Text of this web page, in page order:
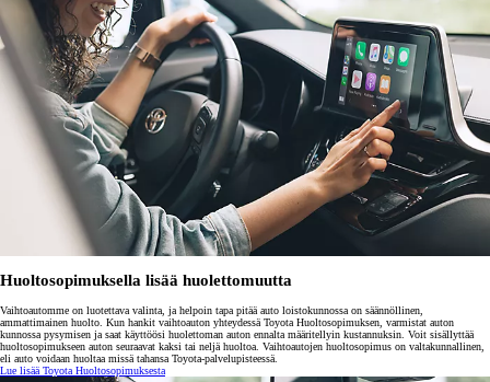
Huoltosopimuksella lisää huolettomuutta
Vaihtoautomme on luotettava valinta, ja helpoin tapa pitää auto loistokunnossa on säännöllinen,
ammattimainen huolto. Kun hankit vaihtoauton yhteydessä Toyota Huoltosopimuksen, varmistat auton
kunnossa pysymisen ja saat käyttöösi huolettoman auton ennalta määritellyin kustannuksin. Voit sisällyttää
huoltosopimukseen auton seuraavat kaksi tai neljä huoltoa. Vaihtoautojen huoltosopimus on valtakunnallinen,
eli auto voidaan huoltaa missä tahansa Toyota-palvelupisteessä.
Lue lisää Toyota Huoltosopimuksesta